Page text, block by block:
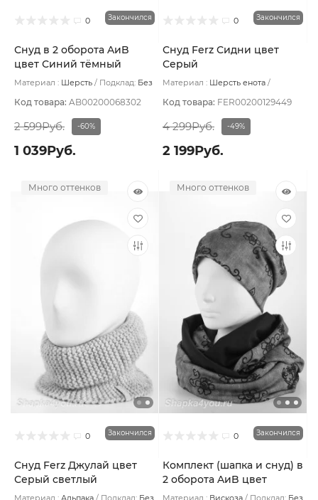
0 Закончился
Снуд в 2 оборота AиB
цвет Синий тёмный
Материал : Шерсть Подклад: Без
Код товара: AB00200068302
2 599Руб. -60%
1 039Руб.
0 Закончился
Снуд Ferz Сидни цвет
Серый
Материал : Шерсть енота
Код товара: FER00200129449
4 299Руб. -49%
2 199Руб.
Много оттенков
0 Закончился
Снуд Ferz Джулай цвет
Серый светлый
Материал : Альпака Подклад: Без
Много оттенков
0 Закончился
Комплект (шапка и снуд) в
2 оборота AиB цвет
Джинсовый
Материал : Вискоза Подклад: Без